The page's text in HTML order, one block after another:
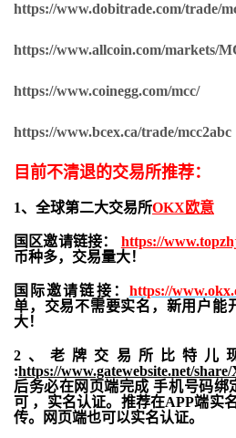
https://www.dobitrade.com/trade/
https://www.allcoin.com/markets/
https://www.coinegg.com/mcc/
https://www.bcex.ca/trade/mcc2abc
目前不清退的交易所推荐：
1、全球第二大交易所OKX欧意
国区邀请链接： https://
币种多，交易量大！
国际邀请链接： https://
单，交易不需要实名，新用户能
大！
2、老牌交易所比特儿
:https://www.gatewebsite.net/
后务必在网页端完成 手机号码绑
可 ，实名认证。推荐在APP端实
传。网页端也可以实名认证。